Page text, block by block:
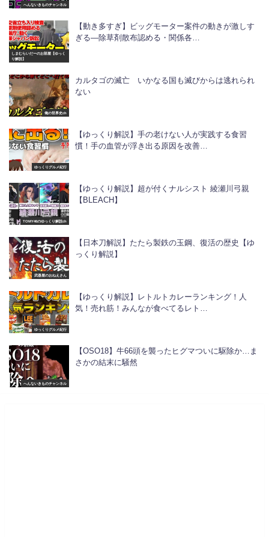
へんないきものチャンネル
しまむらいだーのお部屋【ゆっく
り解説】
【動き多すぎ】ビッグモーター案件の動きが激しす
ぎる―除草剤散布認める・関係各…
俺の世界史ch
カルタゴの滅亡 いかなる国も滅びからは逃れられ
ない
ゆっくりグルメ紀行
【ゆっくり解説】手の老けない人が実践する食習
慣！手の血管が浮き出る原因を改善…
TOMY46のゆっくり解説ch
【ゆっくり解説】超が付くナルシスト 綾瀬川弓親
【BLEACH】
武器屋のおねえさん
【日本刀解説】たたら製鉄の玉鋼、復活の歴史【ゆ
っくり解説】
ゆっくりグルメ紀行
【ゆっくり解説】レトルトカレーランキング！人
気！売れ筋！みんなが食べてるレト…
へんないきものチャンネル
【OSO18】牛66頭を襲ったヒグマついに駆除か…ま
さかの結末に騒然